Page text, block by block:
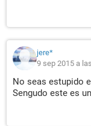
jere*
9 sep 2015 a
No seas estupido
Sengudo este es